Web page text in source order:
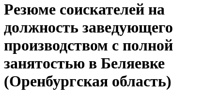
Резюме соискателей на
должность заведующего
производством с полной
занятостью в Беляевке
(Оренбургская область)